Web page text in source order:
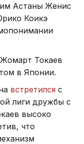
Астаны Женис
Коикэ
Токаев
в Японии.
встретился с
лиги дружбы с
высоко
что